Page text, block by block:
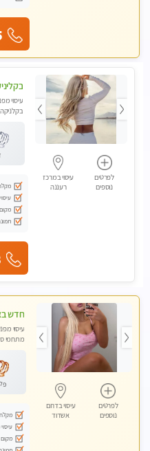
לפרטים
נוספים
עיסוי במרכז
רעננה
עיסוי
לפרטים
נוספים
עיסוי בדרום
אשדוד
עיסוי
מתחמי
מקום